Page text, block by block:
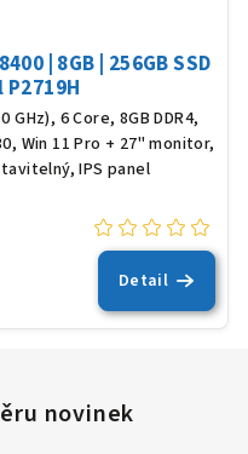
| 8GB | 256GB SSD
P2719H
6 Core, 8GB DDR4,
Win 11 Pro + 27" monitor,
IPS panel
Detail